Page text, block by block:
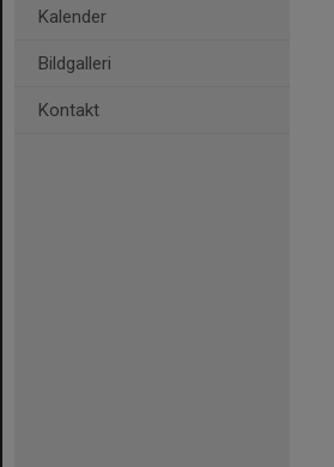
Kalender
Bildgalleri
Kontakt